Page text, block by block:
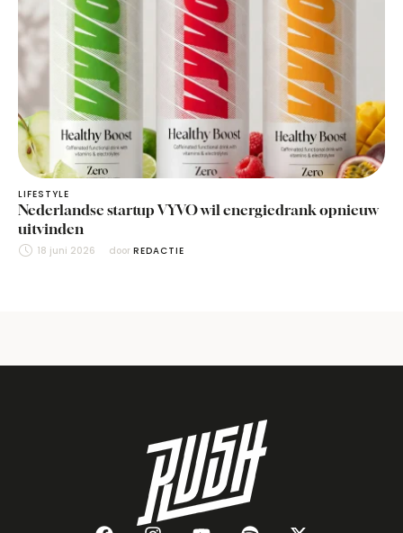
LIFESTYLE
Nederlandse startup VYVO wil energiedrank opnieuw
uitvinden
18 juni 2026 door REDACTIE